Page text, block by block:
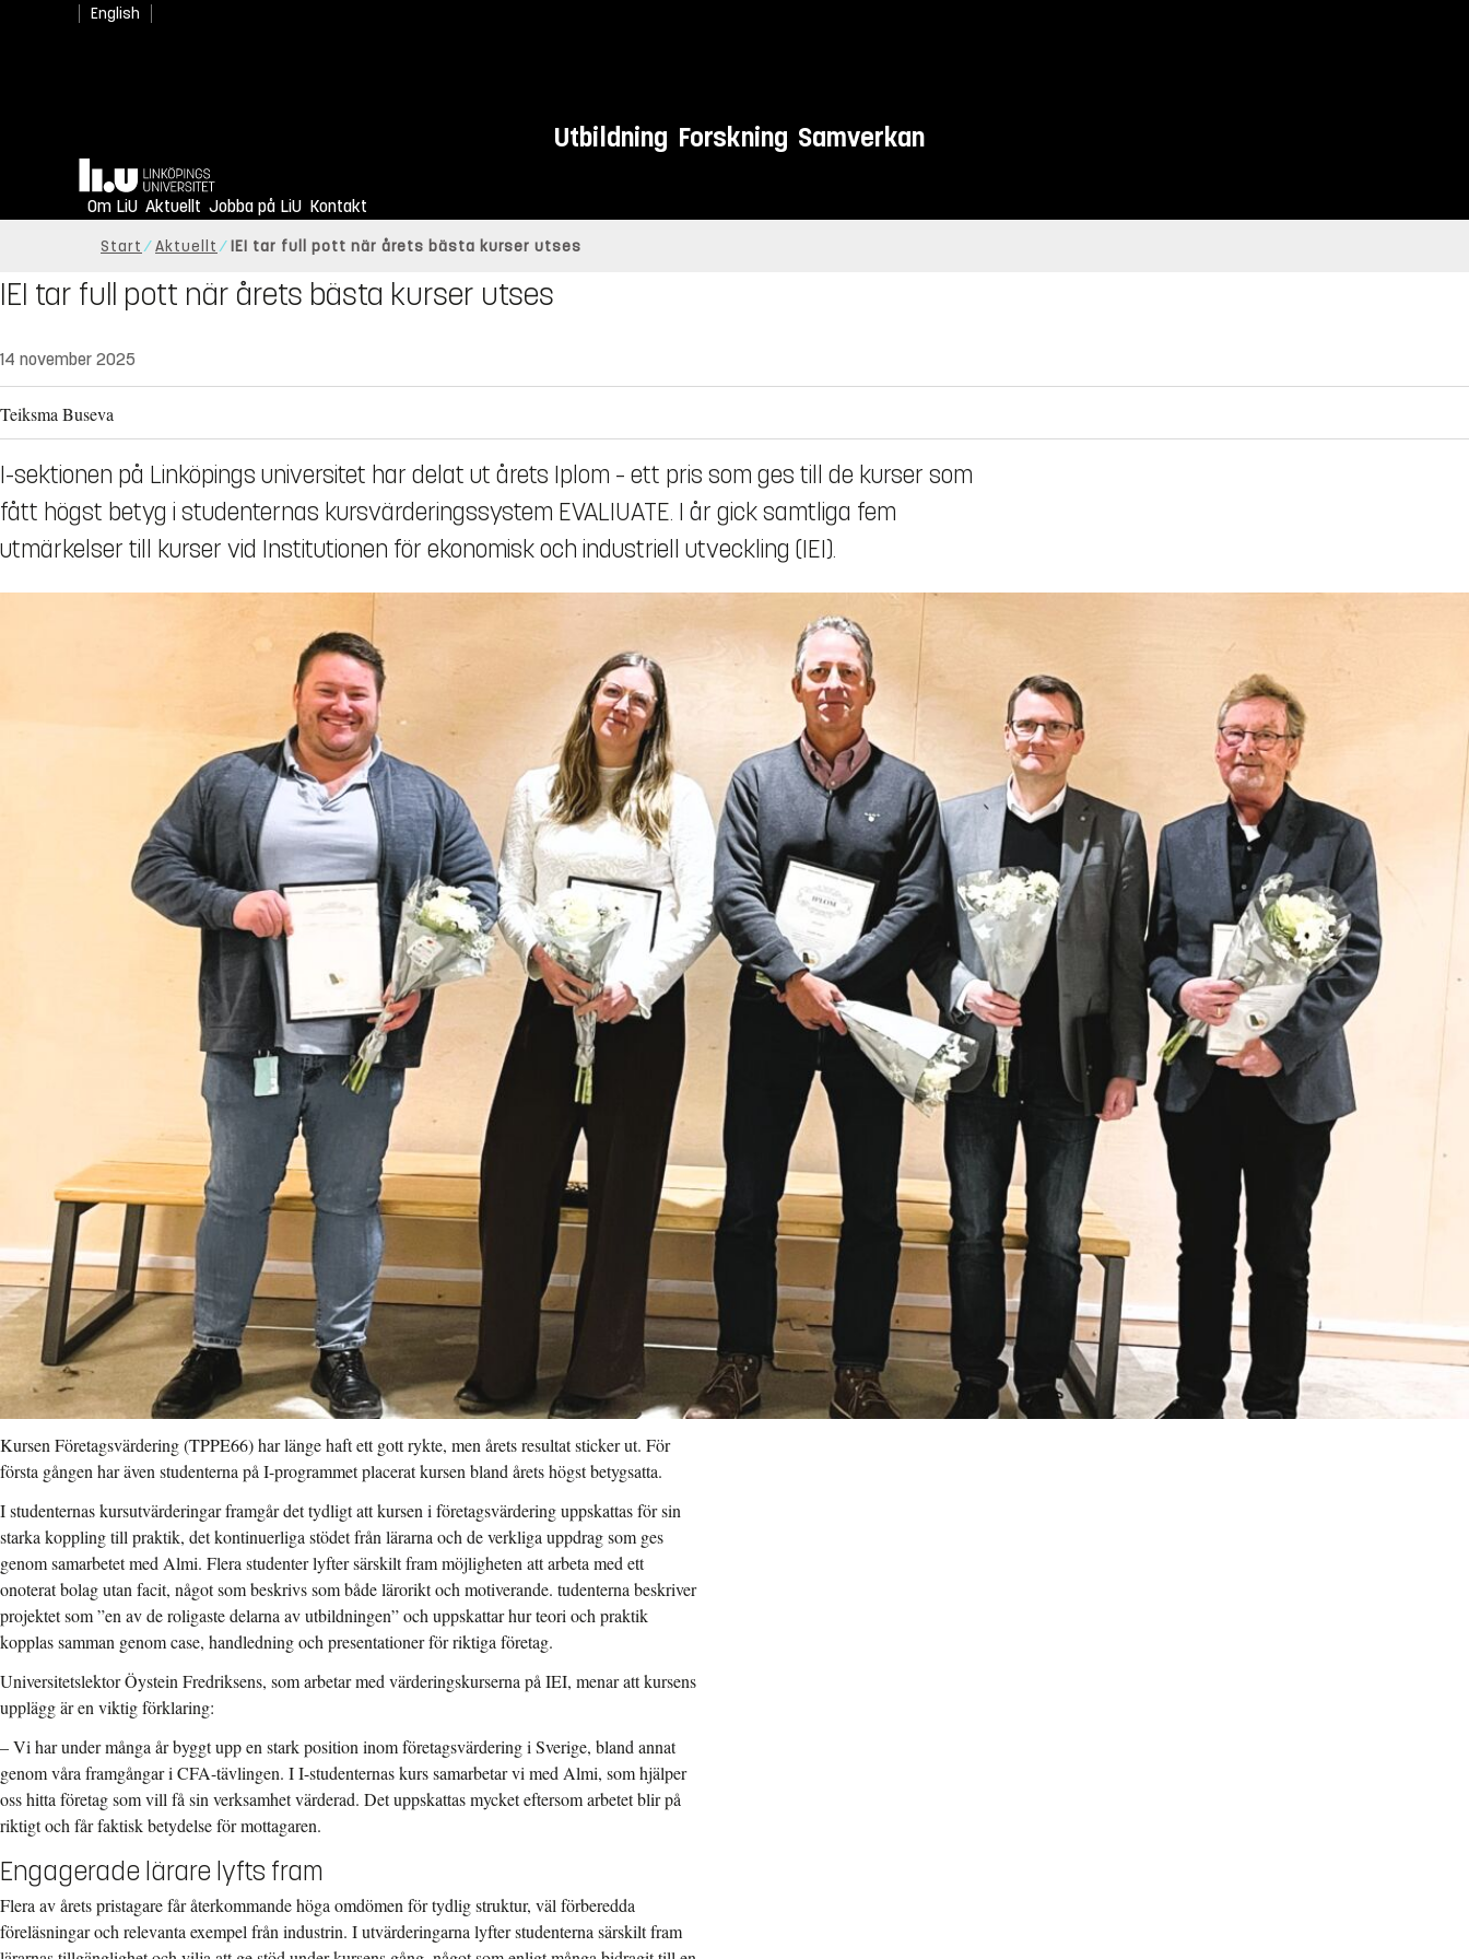
English
Utbildning Forskning Samverkan
Hem
Om LiU Aktuellt Jobba på LiU Kontakt
Start Aktuellt IEI tar full pott när årets bästa kurser utses
IEI tar full pott när årets bästa kurser utses
14 november 2025
Teiksma Buseva
I-sektionen på Linköpings universitet har delat ut årets Iplom – ett pris som ges till de kurser som
fått högst betyg i studenternas kursvärderingssystem EVALIUATE. I år gick samtliga fem
utmärkelser till kurser vid Institutionen för ekonomisk och industriell utveckling (IEI).
Kursen Företagsvärdering (TPPE66) har länge haft ett gott rykte, men årets resultat sticker ut. För
första gången har även studenterna på I-programmet placerat kursen bland årets högst betygsatta.
I studenternas kursutvärderingar framgår det tydligt att kursen i företagsvärderinguppskattas för sin
starka koppling till praktik, det kontinuerliga stödet från lärarna och de verkliga uppdrag som ges
genom samarbetet med Almi. Flera studenter lyfter särskilt fram möjligheten att arbeta med ett
onoterat bolag utan facit, något som beskrivs som både lärorikt och motiverande. tudenterna beskriver
projektet som ”en av de roligaste delarna av utbildningen” och uppskattar hur teori och praktik
kopplas samman genom case, handledning och presentationer för riktiga företag.
Universitetslektor Öystein Fredriksens, som arbetar med värderingskurserna på IEI, menar att kursens
upplägg är en viktig förklaring:
– Vi har under många år byggt upp en stark position inom företagsvärdering i Sverige, bland annat
genom våra framgångar i CFA-tävlingen. I I-studenternas kurs samarbetar vi med Almi, som hjälper
oss hitta företag som vill få sin verksamhet värderad. Det uppskattas mycket eftersom arbetet blir på
riktigt och får faktisk betydelse för mottagaren.
Engagerade lärare lyfts fram
Flera av årets pristagare får återkommande höga omdömen för tydlig struktur, väl förberedda
föreläsningar och relevanta exempel från industrin. I utvärderingarna lyfter studenterna särskilt fram